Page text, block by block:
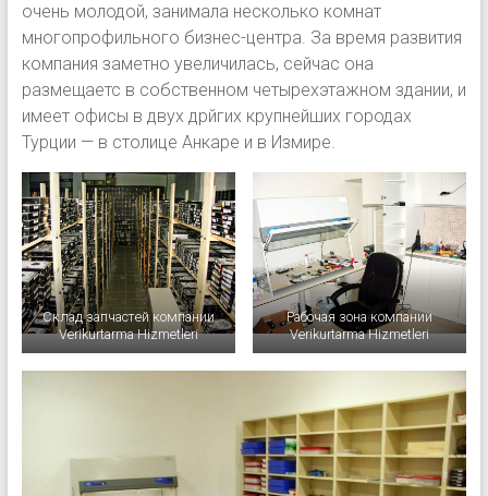
очень молодой, занимала несколько комнат
многопрофильного бизнес-центра. За время развития
компания заметно увеличилась, сейчас она
размещаетс в собственном четырехэтажном здании, и
имеет офисы в двух дрйгих крупнейших городах
Турции — в столице Анкаре и в Измире.
Склад запчастей компании
Verikurtarma Hizmetleri
Рабочая зона компании
Verikurtarma Hizmetleri